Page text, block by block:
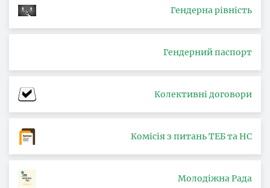
Гендерна рівність
Гендерний паспорт
Колективні договори
Комісія з питань ТЕБ та НС
Молодіжна Рада